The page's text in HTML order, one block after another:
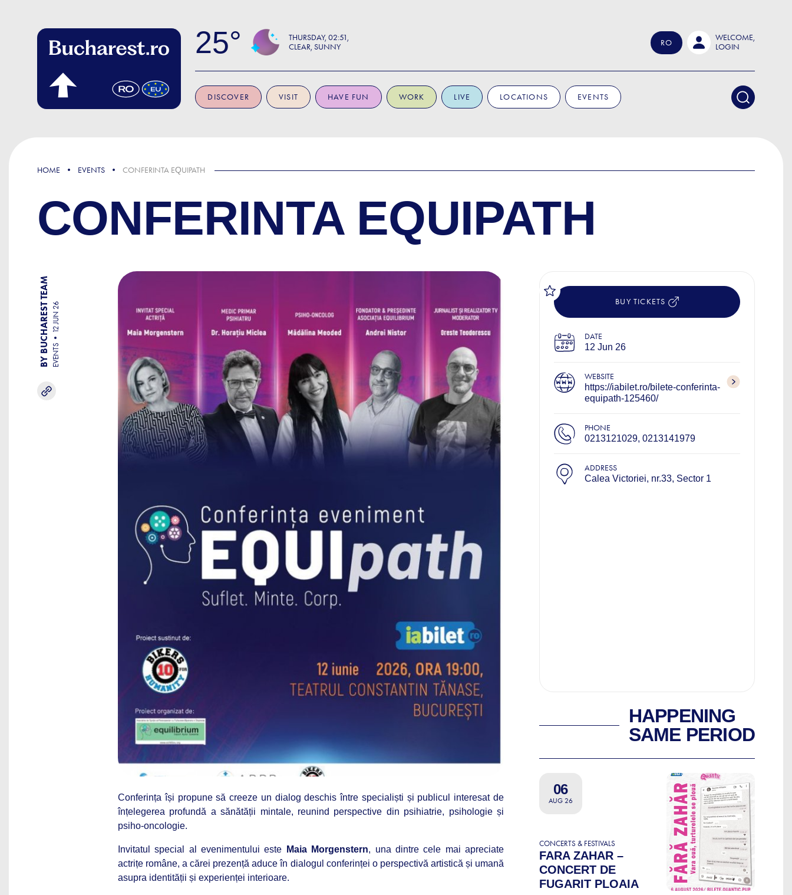
25 THURSDAY 02:51
CLEAR, SUNNY
RO
WELCOME,
LOGIN
DISCOVER VISIT HAVE FUN WORK LIVE LOCATIONS EVENTS
HOME EVENTS CONFERINTA EQUIPATH
CONFERINTA EQUIPATH
BY BUCHAREST TEAM EVENTS
12 JUN 26
Conferința își propune să creeze un dialog deschis între specialiști și publicul interesat de
înțelegerea profundă a sănătății mintale, reunind perspective din psihiatrie, psihologie și
psiho-oncologie.
Invitatul special al evenimentului este Maia Morgenstern, una dintre cele mai apreciate
actrițe române, a cărei prezență aduce în dialogul conferinței o perspectivă artistică și umană
asupra identității și experienței interioare.
BUY TICKETS
DATE
12 Jun 26
WEBSITE
https://iabilet.ro/bilete-conferinta-
equipath-125460/
PHONE
0213121029, 0213141979
ADDRESS
Calea Victoriei, nr.33, Sector 1
HAPPENING
SAME PERIOD
06
AUG 26
CONCERTS & FESTIVALS
FARA ZAHAR –
CONCERT DE
FUGARIT PLOAIA